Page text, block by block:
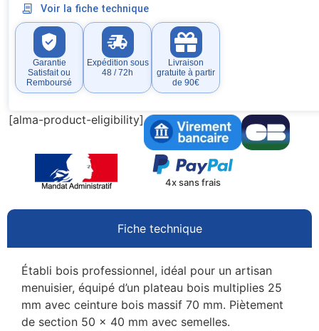
Voir la fiche technique
Garantie
Satisfait ou
Remboursé
Expédition sous
48 / 72h
Livraison
gratuite à partir
de 90€
[alma-product-eligibility]
4x sans frais
Fiche technique
Établi bois professionnel, idéal pour un artisan
menuisier, équipé d’un plateau bois multiplies 25
mm avec ceinture bois massif 70 mm. Piètement
de section 50 x 40 mm avec semelles.